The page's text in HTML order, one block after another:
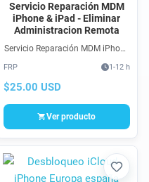
Servicio Reparación MDM
iPhone & iPad - Eliminar
Administracion Remota
Servicio Reparación MDM iPhone
Remota es un servicio que
reparar el error MDM en
FRP 1-12 h
$25.00 USD
Ver producto